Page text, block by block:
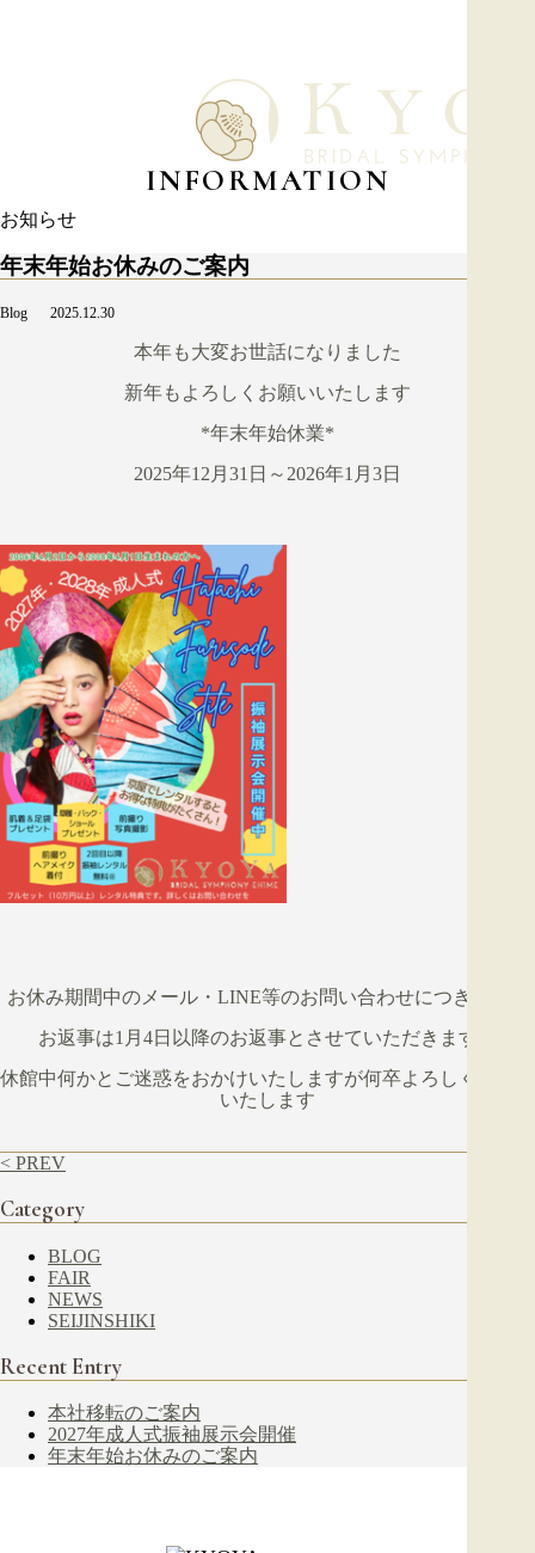
INFORMATION
お知らせ
年末年始お休みのご案内
Blog 2025.12.30
本年も大変お世話になりました
新年もよろしくお願いいたします
*年末年始休業*
2025年12月31日～2026年1月3日
お休み期間中のメール・LINE等のお問い合わせにつきまして
お返事は1月4日以降のお返事とさせていただきます。
休館中何かとご迷惑をおかけいたしますが何卒よろしくお願い
いたします
< PREV
Category
BLOG
FAIR
NEWS
SEIJINSHIKI
Recent Entry
本社移転のご案内
2027年成人式振袖展示会開催
年末年始お休みのご案内